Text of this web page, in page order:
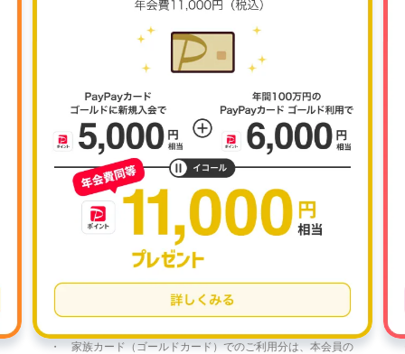
家族カード（ゴールドカード）でのご利用分は、本会員の